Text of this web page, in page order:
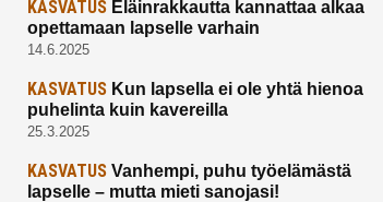
KASVATUS Eläinrakkautta kannattaa alkaa
opettamaan lapselle varhain
14.6.2025
KASVATUS Kun lapsella ei ole yhtä hienoa
puhelinta kuin kavereilla
25.3.2025
KASVATUS Vanhempi, puhu työelämästä
lapselle – mutta mieti sanojasi!